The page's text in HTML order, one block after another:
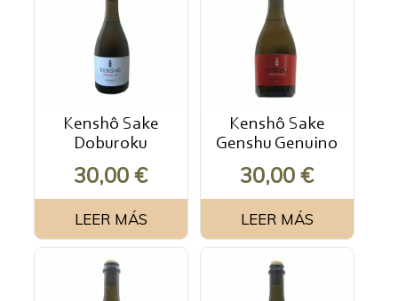
Kenshô Sake
Doburoku
30,00€
LEER MÁS
Kenshô Sake
Genshu Genuino
30,00€
LEER MÁS